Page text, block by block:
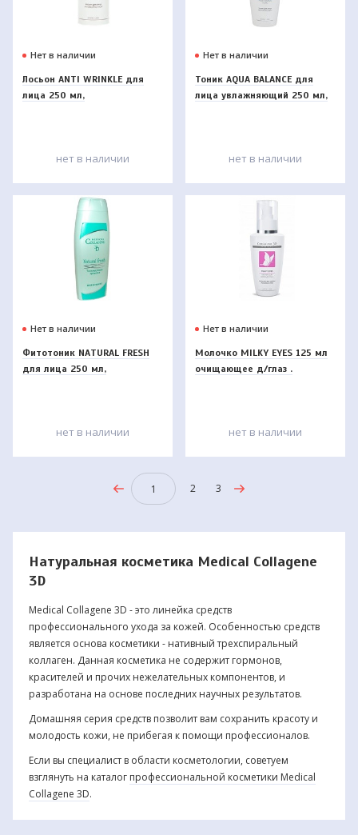
Нет в наличии
Лосьон ANTI WRINKLE для
лица 250 мл,
нет в наличии
Нет в наличии
Тоник AQUA BALANCE для
лица увлажняющий 250 мл,
нет в наличии
Нет в наличии
Фитотоник NATURAL FRESH
для лица 250 мл,
нет в наличии
Нет в наличии
Молочко MILKY EYES 125 мл
очищающее д/глаз .
нет в наличии
1 2 3
Натуральная косметика Medical Collagene
3D
Medical Collagene 3D - это линейка средств
профессионального ухода за кожей. Особенностью средств
является основа косметики - нативный трехспиральный
коллаген. Данная косметика не содержит гормонов,
красителей и прочих нежелательных компонентов, и
разработана на основе последних научных результатов.
Домашняя серия средств позволит вам сохранить красоту и
молодость кожи, не прибегая к помощи профессионалов.
Если вы специалист в области косметологии, советуем
взглянуть на каталог профессиональной косметики Medical
Collagene 3D.